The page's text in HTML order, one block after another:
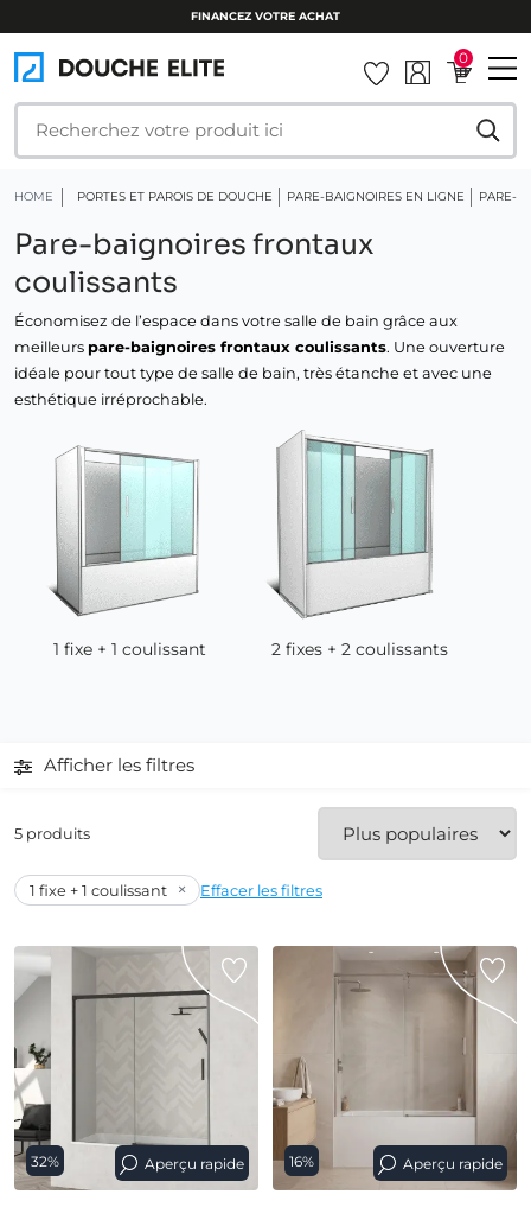
0
HOME PORTES ET PAROIS DE DOUCHE PARE-BAIGNOIRES EN LIGNE PARE-
Pare-baignoires frontaux
coulissants
Économisez de l’espace dans votre salle de bain grâce aux
meilleurs pare-baignoires frontaux coulissants. Une ouverture
idéale pour tout type de salle de bain, très étanche et avec une
esthétique irréprochable.
1 fixe + 1 coulissant 2 fixes + 2 coulissants
Afficher les filtres
5 produits
1 fixe + 1 coulissant × Effacer les filtres
32% Aperçu rapide 16% Aperçu rapide